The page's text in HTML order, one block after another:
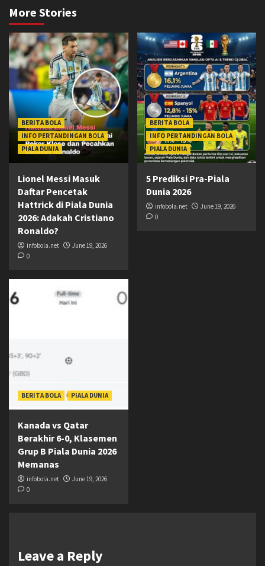
More Stories
BERITA BOLA
INFO PERTANDINGAN BOLA
PIALA DUNIA
Lionel Messi Masuk
Daftar Pencetak
Hattrick di Piala Dunia
2026: Adakah Cristiano
Ronaldo?
infobola.net
June 19, 2026
0
BERITA BOLA
INFO PERTANDINGAN BOLA
PIALA DUNIA
5 Prediksi Pra-Piala
Dunia 2026
infobola.net
June 19, 2026
0
BERITA BOLA PIALA DUNIA
Kanada vs Qatar
Berakhir 6-0, Klasemen
Grup B Piala Dunia 2026
Memanas
infobola.net
June 19, 2026
0
Leave a Reply